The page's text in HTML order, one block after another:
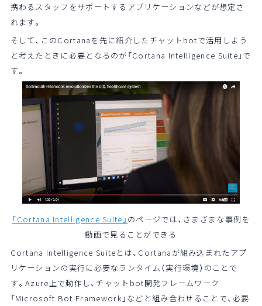
携わるスタッフをサポートするアプリケーションなどが想定さ
れます。
そして、このCortanaを先に紹介したチャットbotで活用しよう
と考えたときに必要となるのが「Cortana Intelligence Suite」で
す。
「Cortana Intelligence Suite」 のページでは、さまざまな事例を
動画で見ることができる
Cortana Intelligence Suiteとは、Cortanaが組み込まれたアプ
リケーションの実行に必要なランタイム（実行環境）のことで
す。Azure上で動作し、チャットbot開発フレームワーク
「Microsoft Bot Framework」などと組み合わせることで、必要